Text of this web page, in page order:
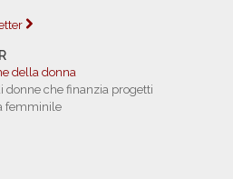
della donna
donne che finanzia progetti
femminile